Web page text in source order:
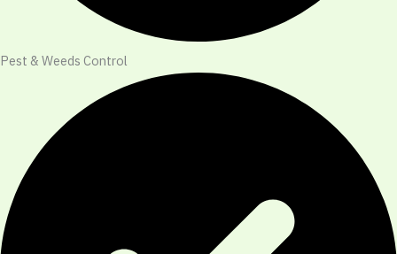
Pest & Weeds Control​